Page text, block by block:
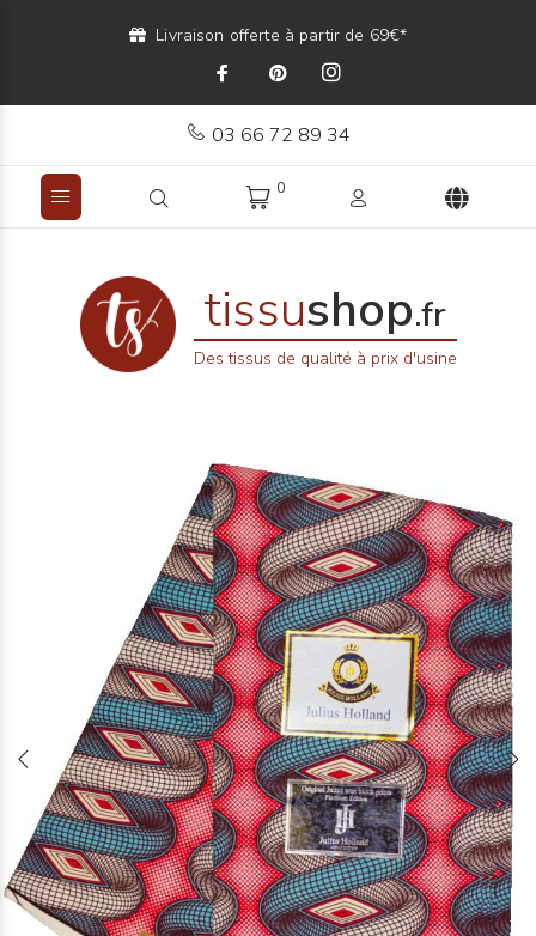
Livraison offerte à partir de 69€*
03 66 72 89 34
0
tissushop.fr
Des tissus de qualité à prix d'usine